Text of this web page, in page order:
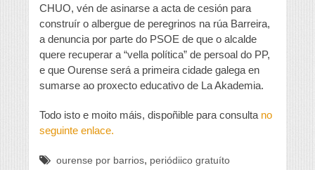
CHUO, vén de asinarse a acta de cesión para
construír o albergue de peregrinos na rúa Barreira,
a denuncia por parte do PSOE de que o alcalde
quere recuperar a “vella política” de persoal do PP,
e que Ourense será a primeira cidade galega en
sumarse ao proxecto educativo de La Akademia.
Todo isto e moito máis, dispoñible para consulta no
seguinte enlace.
ourense por barrios, periódiico gratuíto